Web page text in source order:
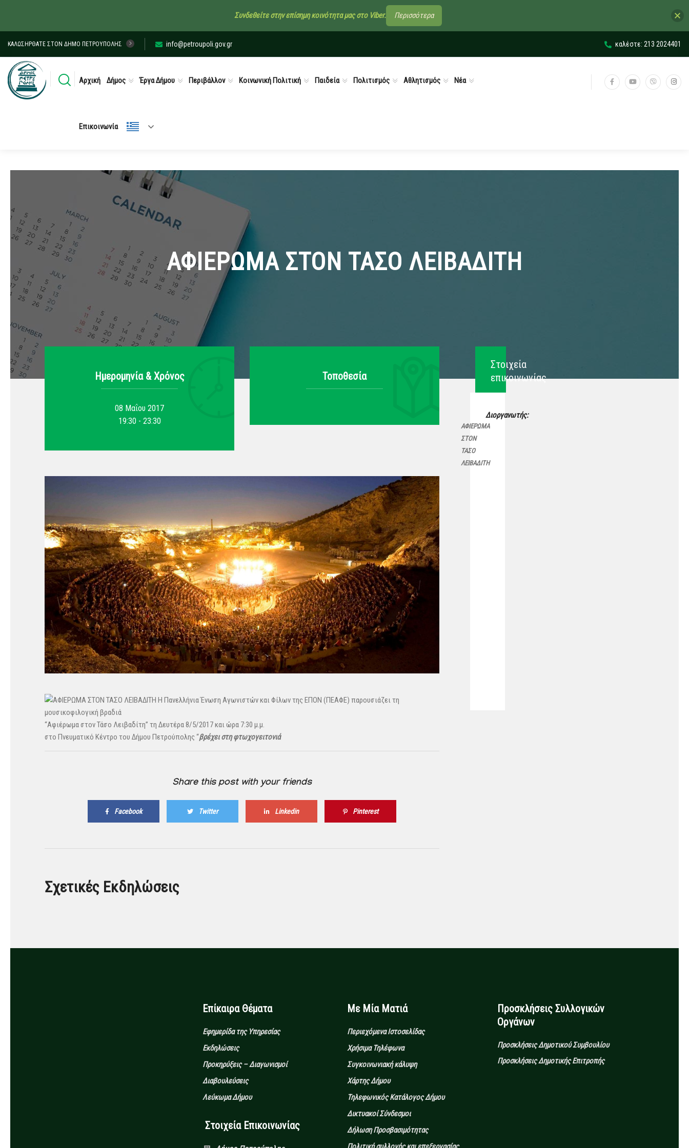
ΚΑΛΩΣΉΡΘΑΤΕ ΣΤΟΝ ΔΉΜΟ ΠΕΤΡΟΎΠΟΛΗΣ info@petroupoli.gov.gr καλέστε: 213 2024401
Αρχική Δήμος Έργα Δήμου Περιβάλλον Κοινωνική Πολιτική Παιδεία Πολιτισμός Αθλητισμός Νέα
Επικοινωνία
ΑΦΙΕΡΩΜΑ ΣΤΟΝ ΤΑΣΟ ΛΕΙΒΑΔΙΤΗ
Ημερομηνία & Xρόνος
08 Μαΐου 2017
19:30 - 23:30
Τοποθεσία
Η Πανελλήνια Ένωση Αγωνιστών και Φίλων της ΕΠΟΝ (ΠΕΑΦΕ) παρουσιάζει τη
μουσικοφιλογική βραδιά
“Αφιέρωμα στον Τάσο Λειβαδίτη” τη Δευτέρα 8/5/2017 και ώρα 7:30 μ.μ.
στο Πνευματικό Κέντρο του Δήμου Πετρούπολης “βρέχει στη φτωχογειτονιά
Share this post with your friends
Facebook Twitter Linkedin Pinterest
Σχετικές Εκδηλώσεις
Στοιχεία
επικοινωνίας
Διοργανωτής:
ΑΦΙΕΡΩΜΑ
ΣΤΟΝ
ΤΑΣΟ
ΛΕΙΒΑΔΙΤΗ
Επίκαιρα Θέματα
Εφημερίδα της Υπηρεσίας
Εκδηλώσεις
Προκηρύξεις – Διαγωνισμοί
Διαβουλεύσεις
Λεύκωμα Δήμου
Στοιχεία Επικοινωνίας
Με Μία Ματιά
Περιεχόμενα Ιστοσελίδας
Χρήσιμα Τηλέφωνα
Συγκοινωνιακή κάλυψη
Χάρτης Δήμου
Τηλεφωνικός Κατάλογος Δήμου
Δικτυακοί Σύνδεσμοι
Δήλωση Προσβασιμότητας
Προσκλήσεις Συλλογικών
Οργάνων
Προσκλήσεις Δημοτικού Συμβουλίου
Προσκλήσεις Δημοτικής Επιτροπής
Συνδεθείτε στην επίσημη κοινότητα μας στο Viber. Περισσότερα